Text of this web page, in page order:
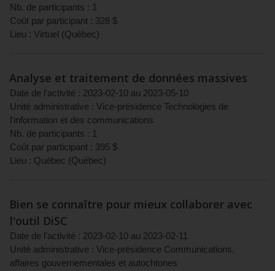
Nb. de participants : 1
Coût par participant : 328 $
Lieu : Virtuel (Québec)
Analyse et traitement de données massives
Date de l'activité : 2023-02-10 au 2023-05-10
Unité administrative : Vice-présidence Technologies de
l'information et des communications
Nb. de participants : 1
Coût par participant : 395 $
Lieu : Québec (Québec)
Bien se connaître pour mieux collaborer avec
l'outil DiSC
Date de l'activité : 2023-02-10 au 2023-02-11
Unité administrative : Vice-présidence Communications,
affaires gouvernementales et autochtones